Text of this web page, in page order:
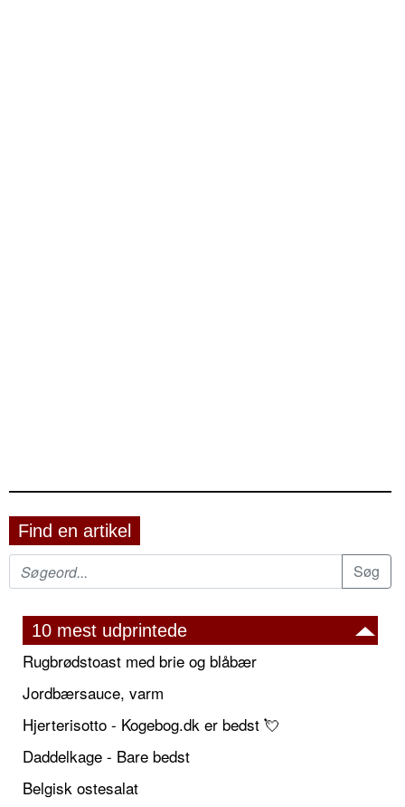
Find en artikel
10 mest udprintede
Rugbrødstoast med brie og blåbær
Jordbærsauce, varm
Hjerterisotto - Kogebog.dk er bedst 💘
Daddelkage - Bare bedst
Belgisk ostesalat